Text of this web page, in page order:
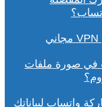
صورة ملفات
واتساب لبياناتك